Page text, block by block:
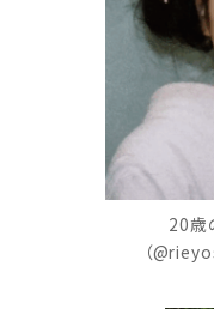
20歳
（